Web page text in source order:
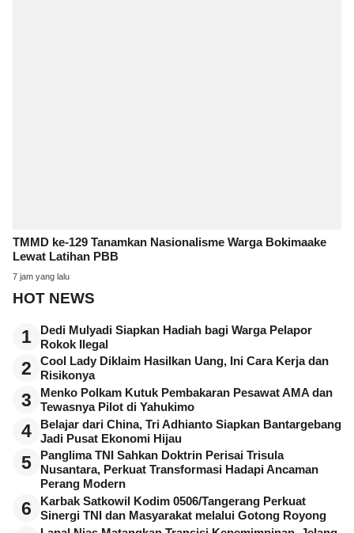
TMMD ke-129 Tanamkan Nasionalisme Warga Bokimaake
Lewat Latihan PBB
7 jam yang lalu
HOT NEWS
1
Dedi Mulyadi Siapkan Hadiah bagi Warga Pelapor
Rokok Ilegal
2
Cool Lady Diklaim Hasilkan Uang, Ini Cara Kerja dan
Risikonya
3
Menko Polkam Kutuk Pembakaran Pesawat AMA dan
Tewasnya Pilot di Yahukimo
4
Belajar dari China, Tri Adhianto Siapkan Bantargebang
Jadi Pusat Ekonomi Hijau
5
Panglima TNI Sahkan Doktrin Perisai Trisula
Nusantara, Perkuat Transformasi Hadapi Ancaman
Perang Modern
6
Karbak Satkowil Kodim 0506/Tangerang Perkuat
Sinergi TNI dan Masyarakat melalui Gotong Royong